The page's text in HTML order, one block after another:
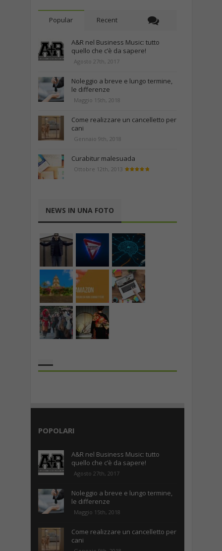
Popular Recent
A&R nel Business Music: tutto
quello che c’è da sapere!
Agosto 27th, 2017
Noleggio a breve e lungo termine,
le differenze
Maggio 15th, 2018
Come realizzare un cancelletto per
cani
Gennaio 9th, 2018
Curabitur malesuada
Ottobre 12th, 2013
NEWS IN UNA FOTO
POPOLARI
A&R nel Business Music: tutto
quello che c’è da sapere!
Agosto 27th, 2017
Noleggio a breve e lungo termine,
le differenze
Maggio 15th, 2018
Come realizzare un cancelletto per
cani